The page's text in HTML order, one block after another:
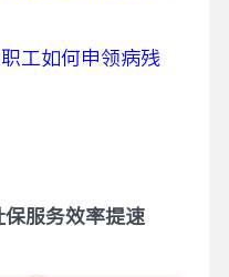
工如何申领病残
保服务效率提速